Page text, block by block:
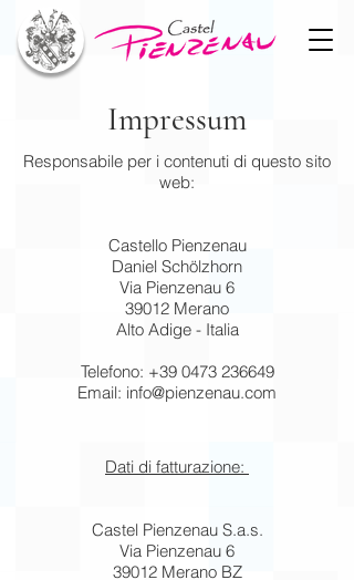
Impressum
Responsabile per i contenuti di questo sito
web:
Castello Pienzenau
Daniel Schölzhorn
Via Pienzenau 6
39012 Merano
Alto Adige - Italia
Telefono: +39 0473 236649
Email: info@pienzenau.com
Dati di fatturazione:
Castel Pienzenau S.a.s.
Via Pienzenau 6
39012 Merano BZ